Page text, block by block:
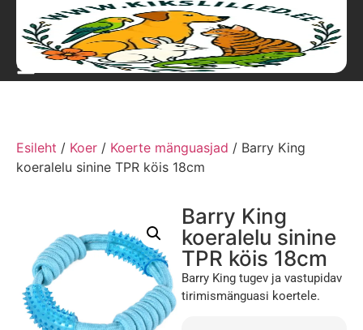
Esileht / Koer / Koerte mänguasjad / Barry King
koeralelu sinine TPR köis 18cm
Barry King
koeralelu sinine
TPR köis 18cm
Barry King tugev ja vastupidav
tirimismänguasi koertele.